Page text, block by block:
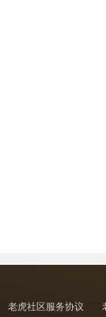
老虎社区服务协议